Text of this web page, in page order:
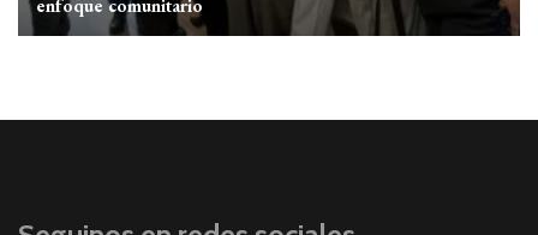
enfoque comunitario